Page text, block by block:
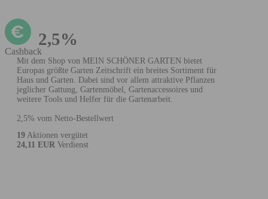
2,5%
Cashback
Mit dem Shop von MEIN SCHÖNER GARTEN bietet
Europas größte Garten Zeitschrift ein breites Sortiment für
Haus und Garten. Dabei sind vor allem attraktive Pflanzen
jeglicher Gattung, Gartenmöbel, Gartenaccessoires und
weitere Tools und Helfer für die Gartenarbeit.
2,5% vom Netto-Bestellwert
19 Aktionen vergütet
24,11 EUR Verdienst